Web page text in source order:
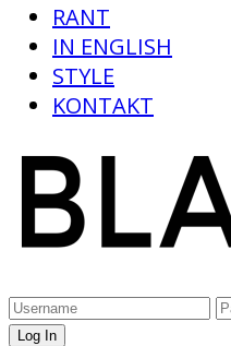
RANT
IN ENGLISH
STYLE
KONTAKT